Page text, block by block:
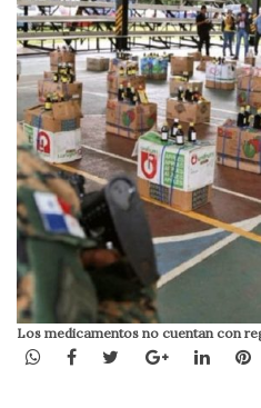
Los medicamentos no cuentan con
WhatsApp
Facebook
TwitterGoogle+